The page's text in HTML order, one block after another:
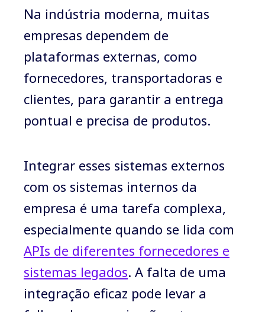
Na indústria moderna, muitas
empresas dependem de
plataformas externas, como
fornecedores, transportadoras e
clientes, para garantir a entrega
pontual e precisa de produtos.
Integrar esses sistemas externos
com os sistemas internos da
empresa é uma tarefa complexa,
especialmente quando se lida com
APIs de diferentes fornecedores e
sistemas legados. A falta de uma
integração eficaz pode levar a